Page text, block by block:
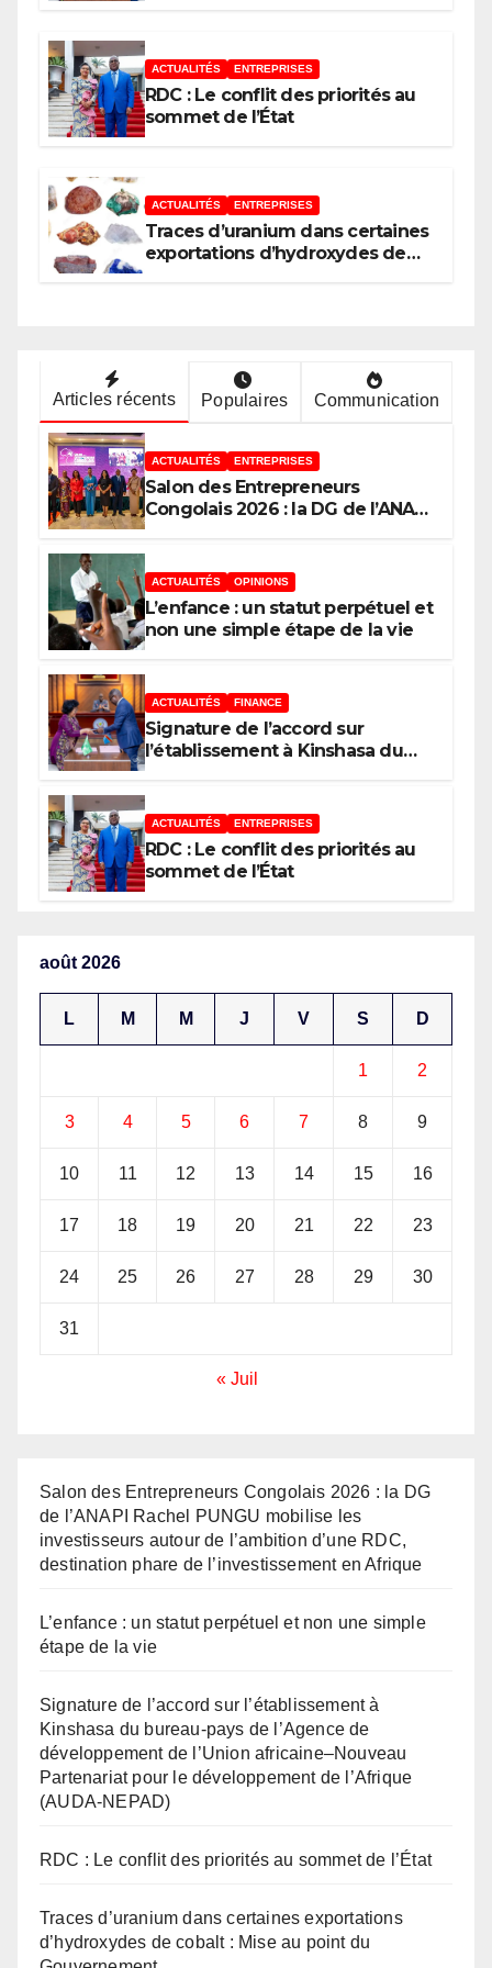
pour le développement de
l’Afrique (AUDA-NEPAD)
ACTUALITÉS ENTREPRISES
RDC : Le conflit des priorités au
sommet de l’État
ACTUALITÉS ENTREPRISES
Traces d’uranium dans certaines
exportations d’hydroxydes de
Articles récents Populaires Communication
ACTUALITÉS ENTREPRISES
Salon des Entrepreneurs
Congolais 2026 : la DG de l’ANAPI
l’ambition d’une RDC, destination
phare de l’investissement en
Afrique
ACTUALITÉS OPINIONS
L’enfance : un statut perpétuel et
non une simple étape de la vie
ACTUALITÉS FINANCE
Signature de l’accord sur
l’établissement à Kinshasa du
africaine–Nouveau Partenariat
pour le développement de
l’Afrique (AUDA-NEPAD)
ACTUALITÉS ENTREPRISES
RDC : Le conflit des priorités au
sommet de l’État
août 2026
L M M J V S D
1 2
3 4 5 6 7 8 9
10 11 12 13 14 15 16
17 18 19 20 21 22 23
24 25 26 27 28 29 30
31
« Juil
Salon des Entrepreneurs Congolais 2026 : la DG
de l’ANAPI Rachel PUNGU mobilise les
investisseurs autour de l’ambition d’une RDC,
destination phare de l’investissement en Afrique
L’enfance : un statut perpétuel et non une simple
étape de la vie
Signature de l’accord sur l’établissement à
Kinshasa du bureau-pays de l’Agence de
développement de l’Union africaine–Nouveau
Partenariat pour le développement de l’Afrique
(AUDA-NEPAD)
RDC : Le conflit des priorités au sommet de l’État
Traces d’uranium dans certaines exportations
d’hydroxydes de cobalt : Mise au point du